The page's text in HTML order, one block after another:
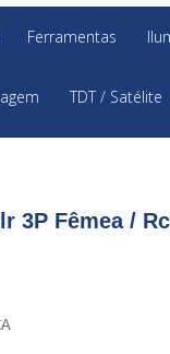
Ferramentas
TDT / Satélite
3P Fêmea /